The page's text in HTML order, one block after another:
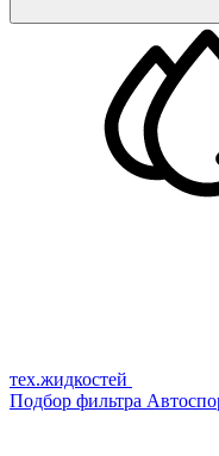
тех.жидкостей
Подбор фильтра